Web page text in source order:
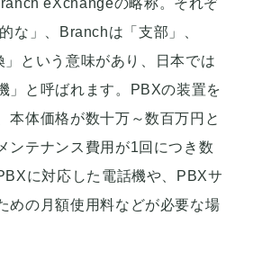
な」、Branchは「支部」、
という意味があり、日本では
」と呼ばれます。PBXの装置を
本体価格が数十万～数百万円と
ンテナンス費用が1回につき数
に対応した電話機や、PBXサ
めの月額使用料などが必要な場